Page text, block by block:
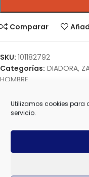
Utilizamos cookies para
servicio.
Comparar
SKU: 101182792
Categorías: DIADORA,
HOMBRE